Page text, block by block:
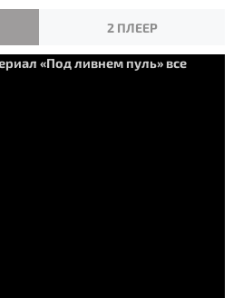
2 ПЛЕЕР
«Под ливнем пуль» все